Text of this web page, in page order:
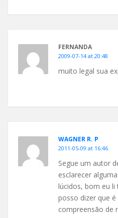
FERNANDA
2009-07-14 at 20:48
muito legal sua
WAGNER R. P
2011-05-09 at 16:46
Segue um autor
esclarecer
lúcidos, bom eu li
posso dizer que
compreensão de